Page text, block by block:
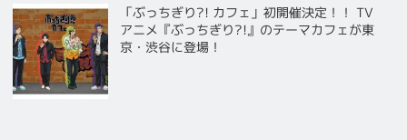
「ぶっちぎり?! カフェ」初開催決定！！ TV
アニメ『ぶっちぎり?!』のテーマカフェが東
京・渋谷に登場！